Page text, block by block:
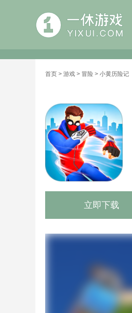
首页 > 游戏 > 冒险 > 小黄历险记
立即下载